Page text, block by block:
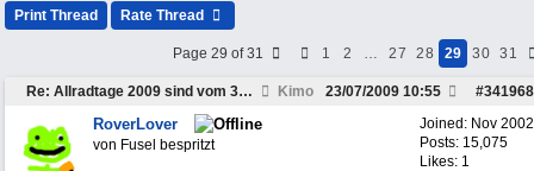
Print Thread Rate Thread
Page 29 of 31 1 2 … 27 28 29 30 31
Re: Allradtage 2009 sind vom 31.07 bis 02.08! Kimo #341968
23/07/2009 10:55
Joined: Nov 2002
Posts: 15,075
Likes: 1
RoverLover
von Fusel bespritzt